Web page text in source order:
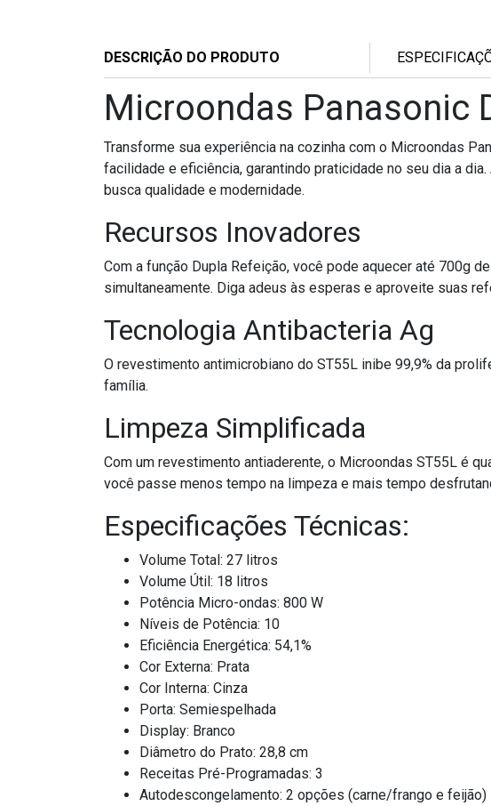
DESCRIÇÃO DO PRODUTO
Microondas Panasonic
Transforme sua experiência na cozinha com o Microondas
facilidade e eficiência, garantindo praticidade no seu dia a
busca qualidade e modernidade.
Recursos Inovadores
Com a função Dupla Refeição, você pode aquecer até 700g
simultaneamente. Diga adeus às esperas e aproveite suas
Tecnologia Antibacteria Ag
O revestimento antimicrobiano do ST55L inibe 99,9% da
família.
Limpeza Simplificada
Com um revestimento antiaderente, o Microondas ST55L é
você passe menos tempo na limpeza e mais tempo
Especificações Técnicas:
Volume Total: 27 litros
Volume Útil: 18 litros
Potência Micro-ondas: 800 W
Níveis de Potência: 10
Eficiência Energética: 54,1%
Cor Externa: Prata
Cor Interna: Cinza
Porta: Semiespelhada
Display: Branco
Diâmetro do Prato: 28,8 cm
Receitas Pré-Programadas: 3
Autodescongelamento: 2 opções (carne/frango e feijão)